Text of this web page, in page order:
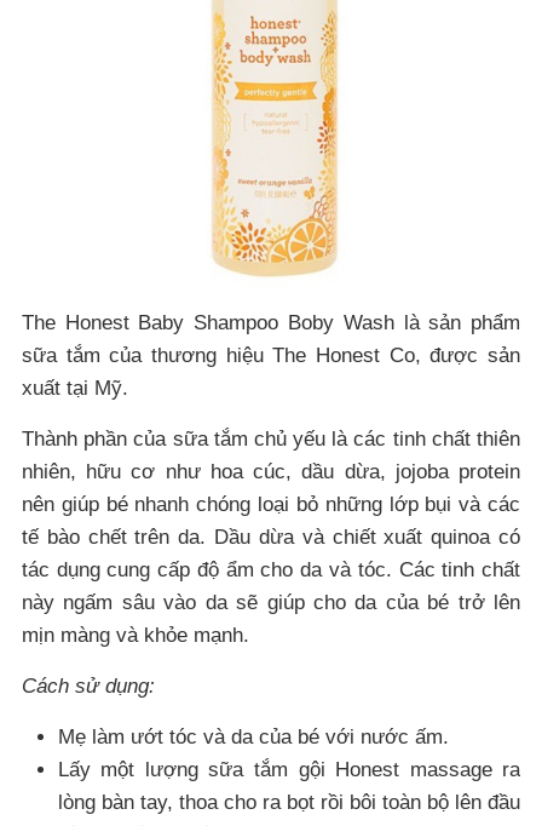
The Honest Baby Shampoo Boby Wash là sản phẩm
sữa tắm của thương hiệu The Honest Co, được sản
xuất tại Mỹ.
Thành phần của sữa tắm chủ yếu là các tinh chất thiên
nhiên, hữu cơ như hoa cúc, dầu dừa, jojoba protein
nên giúp bé nhanh chóng loại bỏ những lớp bụi và các
tế bào chết trên da. Dầu dừa và chiết xuất quinoa có
tác dụng cung cấp độ ẩm cho da và tóc. Các tinh chất
này ngấm sâu vào da sẽ giúp cho da của bé trở lên
mịn màng và khỏe mạnh.
Cách sử dụng:
Mẹ làm ướt tóc và da của bé với nước ấm.
Lấy một lượng sữa tắm gội Honest massage ra
lòng bàn tay, thoa cho ra bọt rồi bôi toàn bộ lên đầu